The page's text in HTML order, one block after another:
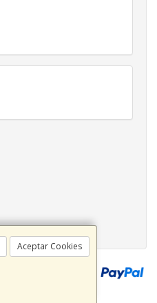
Aceptar Cookies